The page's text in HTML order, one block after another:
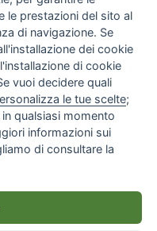
le prestazioni del sito al
di navigazione. Se
dei cookie
di cookie
vuoi decidere quali
le tue scelte;
qualsiasi momento
informazioni sui
di consultare la